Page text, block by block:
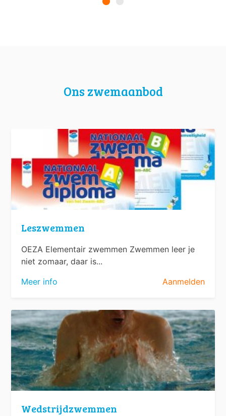
Ons zwemaanbod
Leszwemmen
OEZA Elementair zwemmen Zwemmen leer je
niet zomaar, daar is...
Meer info
Aanmelden
Wedstrijdzwemmen